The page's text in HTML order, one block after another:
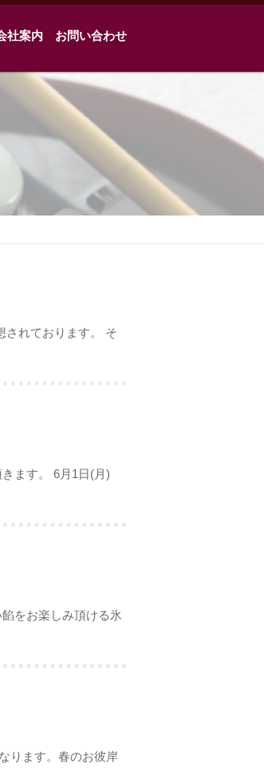
社案内 お問い合わせ
されております。 そ
きます。 6月1日(月)
をお楽しみ頂ける氷
ります。春のお彼岸